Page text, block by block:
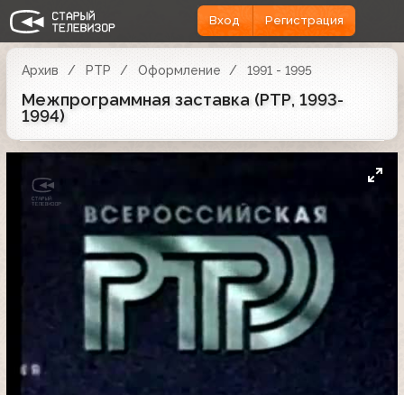
Вход Регистрация
Архив РТР Оформление 1991 - 1995
Межпрограммная заставка (РТР, 1993-
1994)